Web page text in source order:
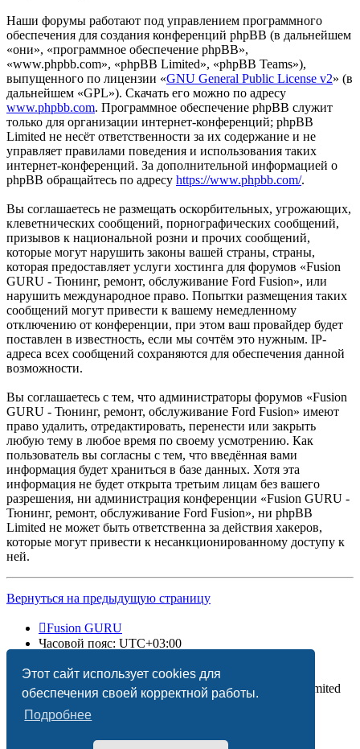
Этот сайт использует cookies для
обеспечения своей корректной работы.
Подробнее
Наши форумы работают под управлением программного
обеспечения для создания конференций phpBB (в дальнейшем
«они», «программное обеспечение phpBB»,
«www.phpbb.com», «phpBB Limited», «phpBB Teams»),
выпущенного по лицензии «GNU General Public License v2» (в
дальнейшем «GPL»). Скачать его можно по адресу
www.phpbb.com. Программное обеспечение phpBB служит
только для организации интернет-конференций; phpBB
Limited не несёт ответственности за их содержание и не
управляет правилами поведения и использования таких
интернет-конференций. За дополнительной информацией о
phpBB обращайтесь по адресу https://www.phpbb.com/.
Вы соглашаетесь не размещать оскорбительных, угрожающих,
клеветнических сообщений, порнографических сообщений,
призывов к национальной розни и прочих сообщений,
которые могут нарушить законы вашей страны, страны,
которая предоставляет услуги хостинга для форумов «Fusion
GURU - Тюнинг, ремонт, обслуживание Ford Fusion», или
нарушить международное право. Попытки размещения таких
сообщений могут привести к вашему немедленному
отключению от конференции, при этом ваш провайдер будет
поставлен в известность, если мы сочтём это нужным. IP-
адреса всех сообщений сохраняются для обеспечения данной
возможности.
Вы соглашаетесь с тем, что администраторы форумов «Fusion
GURU - Тюнинг, ремонт, обслуживание Ford Fusion» имеют
право удалить, отредактировать, перенести или закрыть
любую тему в любое время по своему усмотрению. Как
пользователь вы согласны с тем, что введённая вами
информация будет храниться в базе данных. Хотя эта
информация не будет открыта третьим лицам без вашего
разрешения, ни администрация конференции «Fusion GURU -
Тюнинг, ремонт, обслуживание Ford Fusion», ни phpBB
Limited не может быть ответственна за действия хакеров,
которые могут привести к несанкционированному доступу к
ней.
Вернуться на предыдущую страницу
Fusion GURU
Часовой пояс: UTC+03:00
Создано на основеphpBB® Forum Software © phpBB Limited